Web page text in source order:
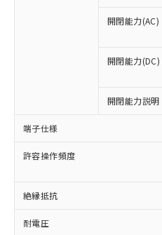
開閉能力(AC)
開閉能力(DC)
開閉能力説明
端子仕様
許容操作頻度
絶縁抵抗
耐電圧
以下の条件をお読み
本サービスは、
商品の当社在庫
(税抜)を提供さ
当社制御機器事
本サービスの対
ことをご了承く
在庫状況および
記載している更
タに基づき作成
準価格とは異な
対応予定なし：EU
非含有に非対応の商
調査・確認中：EU
非含有の対応状況を
非該当品：ライセン
害物質有無と関係の
仕入先様の事情によ
いたものが、含有品
むを得ず変更するこ
*EU RoHS指令（10物質）：
鉛(Pb) 1000ppm以下、 水銀
六価クロム(Cr(Ⅵ))
「○」：最大均質材
基準値以下であるこ
「×」：最大均質材料
基準値を超えている
「－」：未確認です。
当社は、これら
為替および外国
（以下｢規制貨
または国外への
国政府の輸出許
可)を取得する